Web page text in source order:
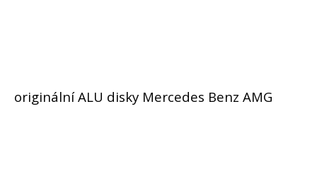
originální ALU disky Mercedes Benz AMG
W214